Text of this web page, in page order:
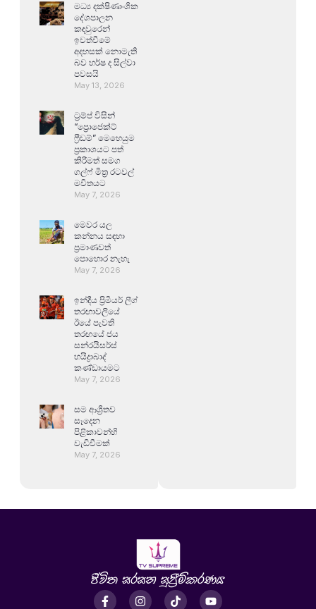
මධ්‍ය දක්ෂිණාංශික
දේශපාලන
කඳවුරෙන්
ඉවත්වීමේ
අදහසක් නොමැති
බව හර්ෂ ද සිල්වා
පවසයි
May 13, 2026
ට්‍රම්ප් විසින්
“ප්‍රොජෙක්ට්
ෆ්‍රීඩම්” මෙහෙයුම
ප්‍රකාශයට පත්
කිරීමත් සමග
ගල්ෆ් මිත්‍ර රටවල්
මවිතයට
May 7, 2026
මෙවර යල
කන්නය සඳහා
ප්‍රමාණවත්
පොහොර නැහැ
May 7, 2026
ඉන්දීය ප්‍රිමියර් ලීග්
තරඟාවලියේ
ඊයේ පැවති
තරඟයේ ජය
සන්රයිසර්ස්
හයිද්‍රාබාද්
කණ්ඩායමට
May 7, 2026
සම ආශ්‍රිතව
සෑදෙන
පිළිකාවන්හි
වැඩිවීමක්
May 7, 2026